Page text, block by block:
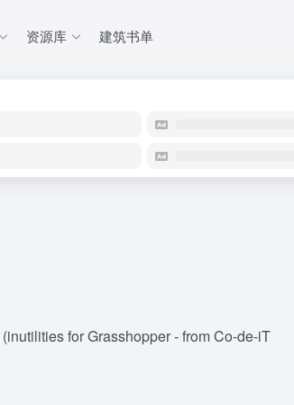
资源库 建筑书单
for Grasshopper - from Co-de-iT